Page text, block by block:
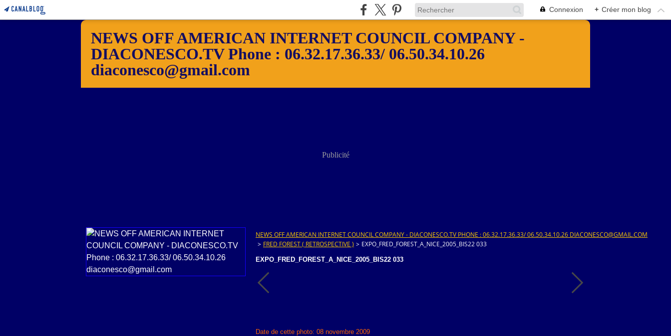
Connexion + Créer mon blog
NEWS OFF AMERICAN INTERNET COUNCIL COMPANY -
DIACONESCO.TV Phone : 06.32.17.36.33/ 06.50.34.10.26
diaconesco@gmail.com
Publicité
NEWS OFF AMERICAN INTERNET COUNCIL COMPANY - DIACONESCO.TV PHONE : 06.32.17.36.33/ 06.50.34.10.26 DIACONESCO@GMAIL.COM
> FRED FOREST ( RETROSPECTIVE ) > EXPO_FRED_FOREST_A_NICE_2005_BIS22 033
EXPO_FRED_FOREST_A_NICE_2005_BIS22 033
Date de cette photo: 08 novembre 2009